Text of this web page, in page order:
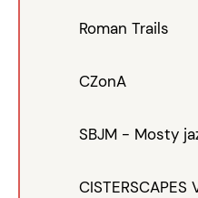
Roman Trails
CZonA
SBJM - Mosty
CISTERSCAPES